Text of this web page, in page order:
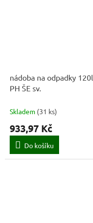
nádoba na odpadky 120l
PH ŠE sv.
Skladem (31 ks)
933,97 Kč
Do košíku